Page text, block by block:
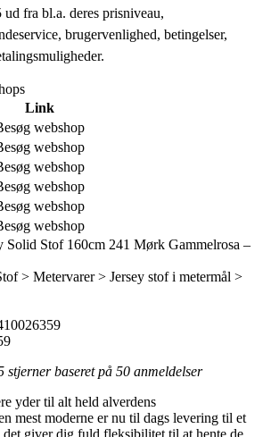
fra bl.a. deres prisniveau,
brugervenlighed, betingelser,
Link
webshop
webshop
webshop
webshop
webshop
webshop
Solid Stof 160cm 241 Mørk Gammelrosa –
> Metervarer > Jersey stof i metermål >
stjerner baseret på 50 anmeldelser
yder til alt held alverdens
mest moderne er nu til dags levering til et
det giver dig fuld fleksibilitet til at hente de